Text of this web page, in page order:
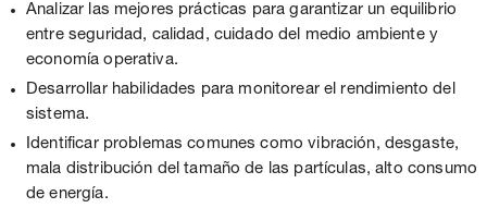
Analizar las mejores prácticas para garantizar un equilibrio
entre seguridad, calidad, cuidado del medio ambiente y
economía operativa.
Desarrollar habilidades para monitorear el rendimiento del
sistema.
Identificar problemas comunes como vibración, desgaste,
mala distribución del tamaño de las partículas, alto consumo
de energía.